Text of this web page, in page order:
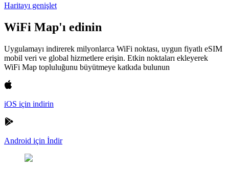
Haritayı genişlet
WiFi Map'ı edinin
Uygulamayı indirerek milyonlarca WiFi noktası, uygun fiyatlı eSIM
mobil veri ve global hizmetlere erişin. Etkin noktaları ekleyerek
WiFi Map topluluğunu büyütmeye katkıda bulunun
iOS için indirin
Android için İndir